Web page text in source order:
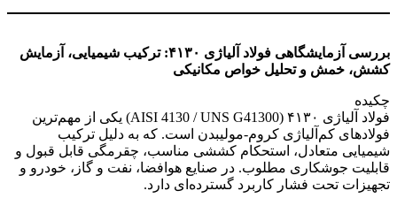
بررسی آزمایشگاهی فولاد آلیاژی ۴۱۳۰: ترکیب شیمیایی، آزمایش
کشش، خمش و تحلیل خواص مکانیکی
چکیده
فولاد آلیاژی ۴۱۳۰ (AISI 4130 / UNS G41300) یکی از مهم‌ترین
فولادهای کم‌آلیاژی کروم-مولیبدن است. که به دلیل ترکیب
شیمیایی متعادل، استحکام کششی مناسب، چقرمگی قابل قبول و
قابلیت جوشکاری مطلوب. در صنایع هوافضا، نفت و گاز، خودرو و
تجهیزات تحت فشار کاربرد گسترده‌ای دارد.